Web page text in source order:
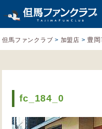
但馬ファンクラブ > 加盟店 > 豊岡
fc_184_0